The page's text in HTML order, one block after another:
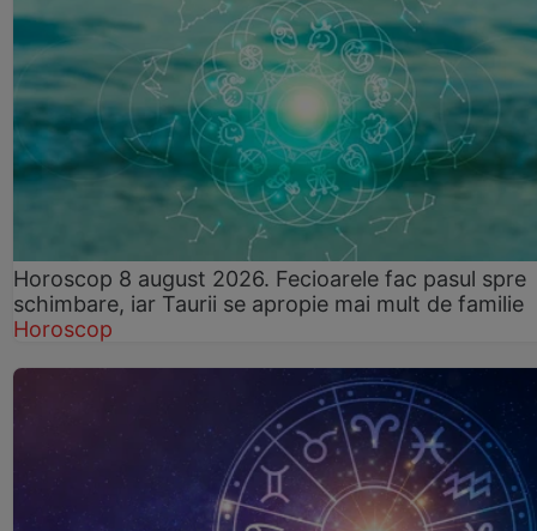
Horoscop 8 august 2026. Fecioarele fac pasul spre
schimbare, iar Taurii se apropie mai mult de familie
Horoscop